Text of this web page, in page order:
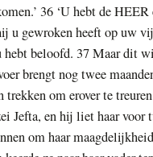
36 ‘U hebt de HEER
u gewroken heeft op uw
hebt beloofd. 37 Maar dit
brengt nog twee
trekken om erover te
Jefta, en hij liet haar voor
om haar